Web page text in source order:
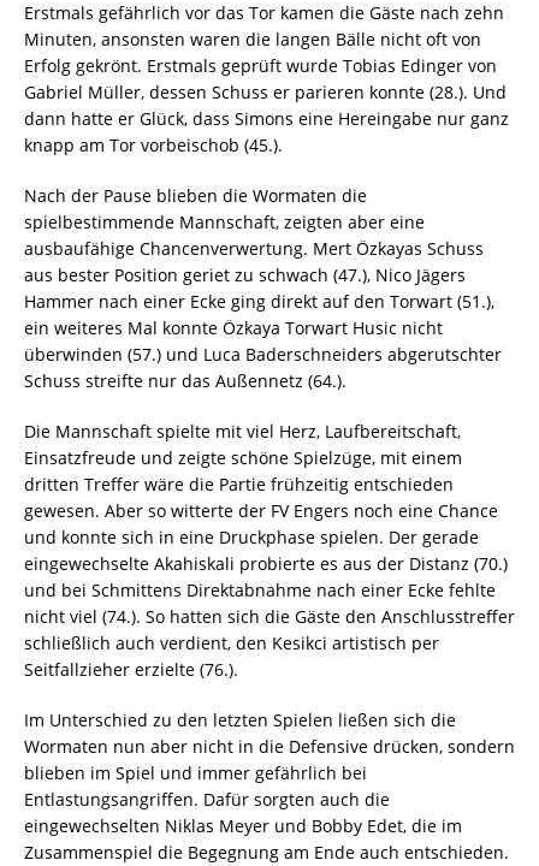
Erstmals gefährlich vor das Tor kamen die Gäste nach zehn
Minuten, ansonsten waren die langen Bälle nicht oft von
Erfolg gekrönt. Erstmals geprüft wurde Tobias Edinger von
Gabriel Müller, dessen Schuss er parieren konnte (28.). Und
dann hatte er Glück, dass Simons eine Hereingabe nur ganz
knapp am Tor vorbeischob (45.).
Nach der Pause blieben die Wormaten die
spielbestimmende Mannschaft, zeigten aber eine
ausbaufähige Chancenverwertung. Mert Özkayas Schuss
aus bester Position geriet zu schwach (47.), Nico Jägers
Hammer nach einer Ecke ging direkt auf den Torwart (51.),
ein weiteres Mal konnte Özkaya Torwart Husic nicht
überwinden (57.) und Luca Baderschneiders abgerutschter
Schuss streifte nur das Außennetz (64.).
Die Mannschaft spielte mit viel Herz, Laufbereitschaft,
Einsatzfreude und zeigte schöne Spielzüge, mit einem
dritten Treffer wäre die Partie frühzeitig entschieden
gewesen. Aber so witterte der FV Engers noch eine Chance
und konnte sich in eine Druckphase spielen. Der gerade
eingewechselte Akahiskali probierte es aus der Distanz (70.)
und bei Schmittens Direktabnahme nach einer Ecke fehlte
nicht viel (74.). So hatten sich die Gäste den Anschlusstreffer
schließlich auch verdient, den Kesikci artistisch per
Seitfallzieher erzielte (76.).
Im Unterschied zu den letzten Spielen ließen sich die
Wormaten nun aber nicht in die Defensive drücken, sondern
blieben im Spiel und immer gefährlich bei
Entlastungsangriffen. Dafür sorgten auch die
eingewechselten Niklas Meyer und Bobby Edet, die im
Zusammenspiel die Begegnung am Ende auch entschieden.